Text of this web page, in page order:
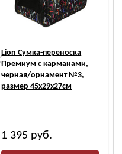
Lion Сумка-переноска
Премиум с карманами,
черная/орнамент №3,
размер 45х29х27см
1 395 руб.